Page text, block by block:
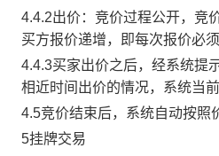
4.4.2出价：竞价过程公开，竞
买方报价递增，即每次报价必
4.4.3买家出价之后，经系统提
相近时间出价的情况，系统当
4.5竞价结束后，系统自动按照
5挂牌交易